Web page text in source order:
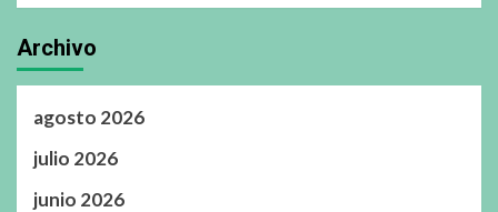
Archivo
agosto 2026
julio 2026
junio 2026